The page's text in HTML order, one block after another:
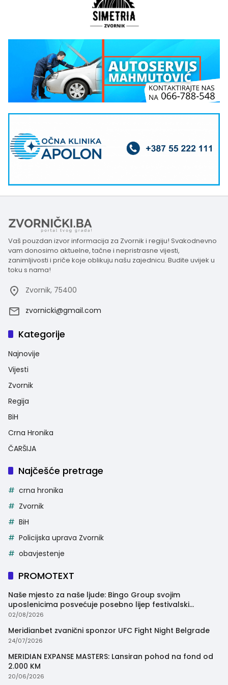
Vaš pouzdan izvor informacija za Zvornik i regiju! Svakodnevno
vam donosimo aktuelne, tačne i nepristrasne vijesti,
zanimljivosti i priče koje oblikuju našu zajednicu. Budite uvijek u
toku s nama!
Zvornik, 75400
zvornicki@gmail.com
Kategorije
Najnovije
Vijesti
Zvornik
Regija
BiH
Crna Hronika
ČARŠIJA
Najčešće pretrage
crna hronika
Zvornik
BiH
Policijska uprava Zvornik
obavjestenje
PROMOTEXT
Naše mjesto za naše ljude: Bingo Group svojim
uposlenicima posvećuje posebno lijep festivalski
trenutak
02/08/2026
Meridianbet zvanični sponzor UFC Fight Night Belgrade
24/07/2026
MERIDIAN EXPANSE MASTERS: Lansiran pohod na fond od
2.000 KM
20/06/2026